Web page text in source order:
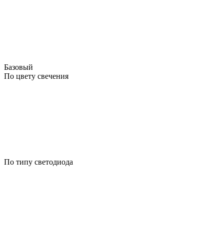
Базовый
По цвету свечения
По типу светодиода